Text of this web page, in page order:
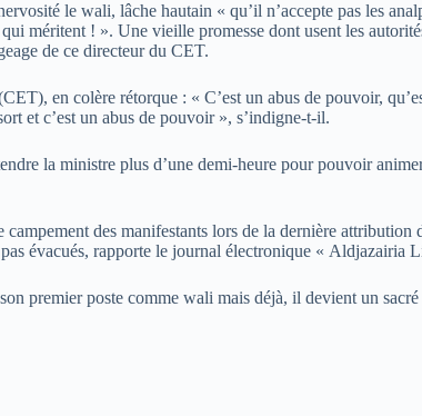
le wali, lâche hautain « qu’il n’accepte pas les
méritent ! ». Une vieille promesse dont usent les
de ce directeur du CET.
en colère rétorque : « C’est un abus de pouvoir,
et c’est un abus de pouvoir », s’indigne-t-il.
la ministre plus d’une demi-heure pour pouvoir
des manifestants lors de la dernière
évacués, rapporte le journal électronique « Aldjazairia
premier poste comme wali mais déjà, il devient un